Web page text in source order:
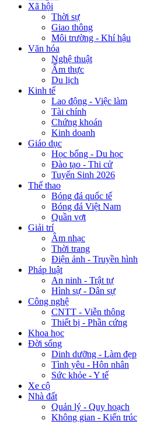
Xã hội
Thời sự
Giao thông
Môi trường - Khí hậu
Văn hóa
Nghệ thuật
Ẩm thực
Du lịch
Kinh tế
Lao động - Việc làm
Tài chính
Chứng khoán
Kinh doanh
Giáo dục
Học bổng - Du học
Đào tạo - Thi cử
Tuyển Sinh 2026
Thể thao
Bóng đá quốc tế
Bóng đá Việt Nam
Quần vợt
Giải trí
Âm nhạc
Thời trang
Điện ảnh - Truyền hình
Pháp luật
An ninh - Trật tự
Hình sự - Dân sự
Công nghệ
CNTT - Viễn thông
Thiết bị - Phần cứng
Khoa học
Đời sống
Dinh dưỡng - Làm đẹp
Tình yêu - Hôn nhân
Sức khỏe - Y tế
Xe cộ
Nhà đất
Quản lý - Quy hoạch
Không gian - Kiến trúc